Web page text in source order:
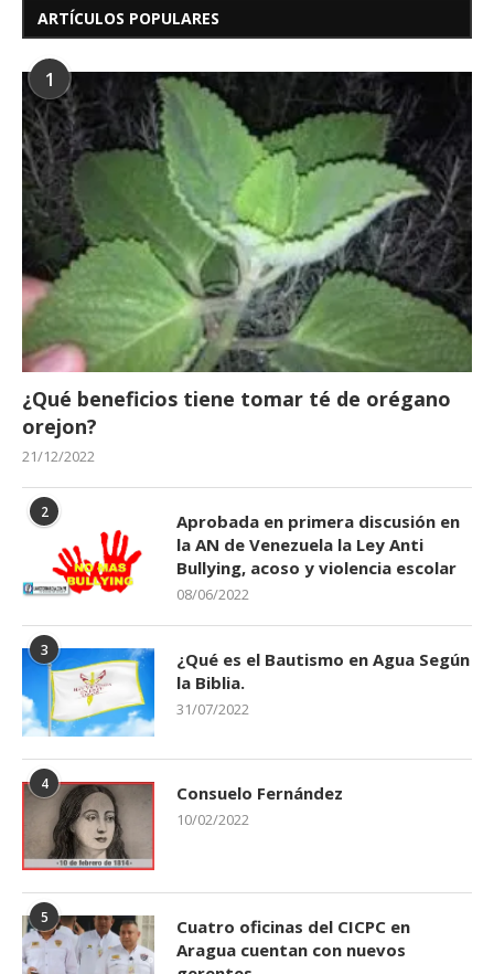
ARTÍCULOS POPULARES
1
¿Qué beneficios tiene tomar té de orégano
orejon?
21/12/2022
2
Aprobada en primera discusión en
la AN de Venezuela la Ley Anti
Bullying, acoso y violencia escolar
08/06/2022
3
¿Qué es el Bautismo en Agua Según
la Biblia.
31/07/2022
4 Consuelo Fernández
10/02/2022
5
Cuatro oficinas del CICPC en
Aragua cuentan con nuevos